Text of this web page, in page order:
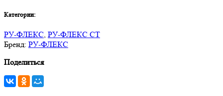
Категории:
РУ-ФЛЕКС, РУ-ФЛЕКС СТ
Бренд: РУ-ФЛЕКС
Поделиться